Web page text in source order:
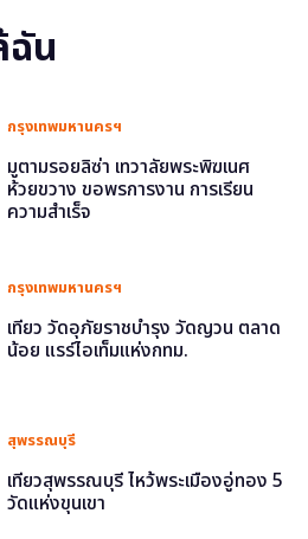
ฉัน
กรุงเทพมหานครฯ
มูตามรอยลิซ่า เทวาลัยพระพิฆเนศ
ห้วยขวาง ขอพรการงาน การเรียน
ความสำเร็จ
กรุงเทพมหานครฯ
เที่ยว วัดอุภัยราชบำรุง วัดญวน ตลาด
น้อย แรร์ไอเท็มแห่งกทม.
สุพรรณบุรี
เที่ยวสุพรรณบุรี ไหว้พระเมืองอู่ทอง 5
วัดแห่งขุนเขา